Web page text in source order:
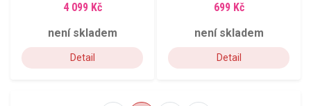
4 099 Kč
není skladem
Detail
699 Kč
není skladem
Detail